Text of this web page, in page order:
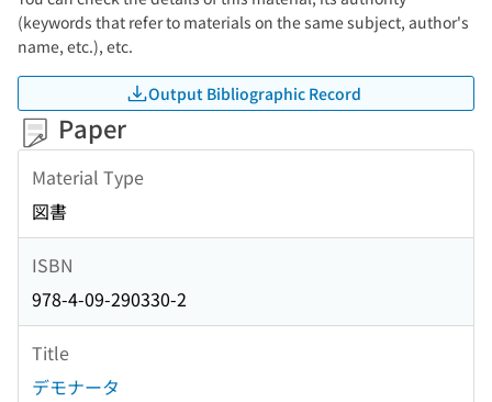
(keywords that refer to materials on the same subject, author's
name, etc.), etc.
Output Bibliographic Record
Paper
Material Type
図書
ISBN
978-4-09-290330-2
Title
デモナータ